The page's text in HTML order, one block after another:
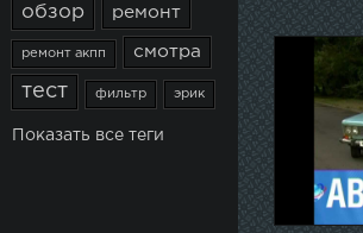
обзор ремонт
ремонт акпп смотра
тест фильтр эрик
Показать все теги